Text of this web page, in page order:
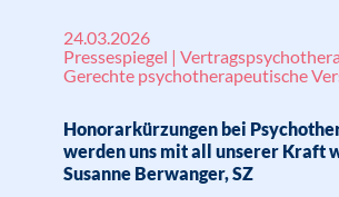
24.03.2026
Pressespiegel |
Gerechte psychotherapeutische
Honorarkürzungen bei
werden uns mit all unserer Kraft
Susanne Berwanger, SZ